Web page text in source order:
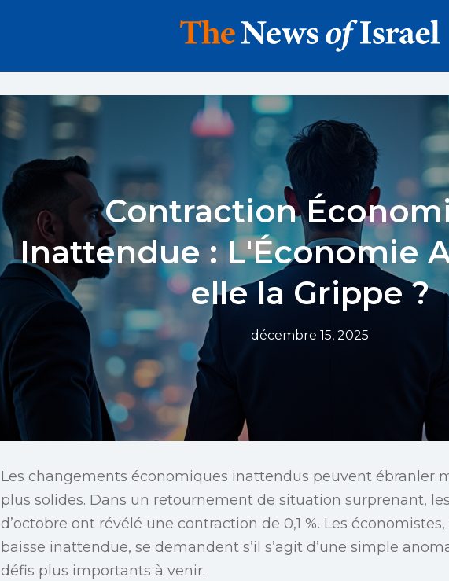
Contraction
Inattendue : L'Économie
elle la Grippe ?
décembre 15, 2025
Les changements économiques inattendus peuvent ébranler
plus solides. Dans un retournement de situation surprenant,
d’octobre ont révélé une contraction de 0,1 %. Les
baisse inattendue, se demandent s’il s’agit d’une simple
défis plus importants à venir.